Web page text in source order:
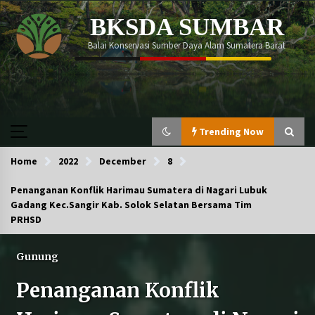
Skip
to
content
BKSDA SUMBAR
Balai Konservasi Sumber Daya Alam Sumatera Barat
Trending Now
Trending Now
Momen memperingati Global Tiger Day 2026
Provinsi, Pelaku ditangkap Di Agam
Home 2022 December 8
Penanganan Konflik Harimau Sumatera di Nagari Lubuk
Gadang Kec.Sangir Kab. Solok Selatan Bersama Tim
PRHSD
Gunung
Penanganan Konflik